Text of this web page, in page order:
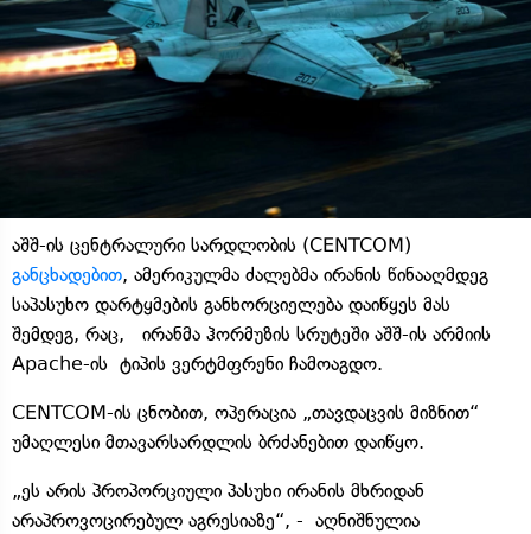
აშშ-ის ცენტრალური სარდლობის (CENTCOM)
განცხადებით, ამერიკულმა ძალებმა ირანის წინააღმდეგ
საპასუხო დარტყმების განხორციელება დაიწყეს მას
შემდეგ, რაც, ირანმა ჰორმუზის სრუტეში აშშ-ის არმიის
Apache-ის ტიპის ვერტმფრენი ჩამოაგდო.
CENTCOM-ის ცნობით, ოპერაცია „თავდაცვის მიზნით“
უმაღლესი მთავარსარდლის ბრძანებით დაიწყო.
„ეს არის პროპორციული პასუხი ირანის მხრიდან
არაპროვოცირებულ აგრესიაზე“, - აღნიშნულია